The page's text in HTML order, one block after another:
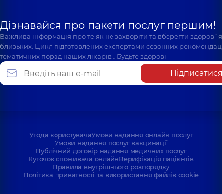
Дізнавайся про пакети послуг першим!
Важлива інформація про те як не захворіти та вберегти
близьких. Цикл підготовлених експертами сезонних
тематичних порад наших лікарів… Будьте здорові!
Підписатися
Угода користувачаУмови надання онлайн послуг
Умови надання послуг вакцинації
Публічний договір надання медичних послуг
Куточок споживача онлайнВерифікація пацієнтів
Правила внутрішнього розпорядку
Політика приватності та використання файлів cookie